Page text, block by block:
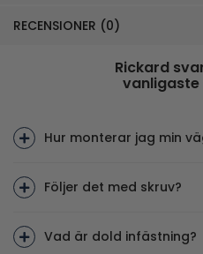
RECENSIONER (0)
Rickard
Hur monterar jag min
Följer det med skruv?
Vad är dold infästning?